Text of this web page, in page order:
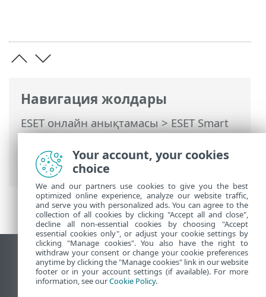
Навигация жолдары
ESET онлайн анықтамасы>ESET Smart
Security Premium>Кеңейтілген орнату
Қорғаныстар > Электрондық пошта
клиентін қорғау
Жұмыс үстеліндегі сайтты қарау
End of Life
ESET білім қоры
Your account, your cookies
choice
We and our partners use cookies to give you the best
optimized online experience, analyze our website traffic,
and serve you with personalized ads. You can agree to the
collection of all cookies by clicking "Accept all and close",
decline all non-essential cookies by choosing "Accept
essential cookies only", or adjust your cookie settings by
clicking "Manage cookies". You also have the right to
withdraw your consent or change your cookie preferences
anytime by clicking the "Manage cookies" link in our website
footer or in your account settings (if available). For more
information, see ourCookie Policy.